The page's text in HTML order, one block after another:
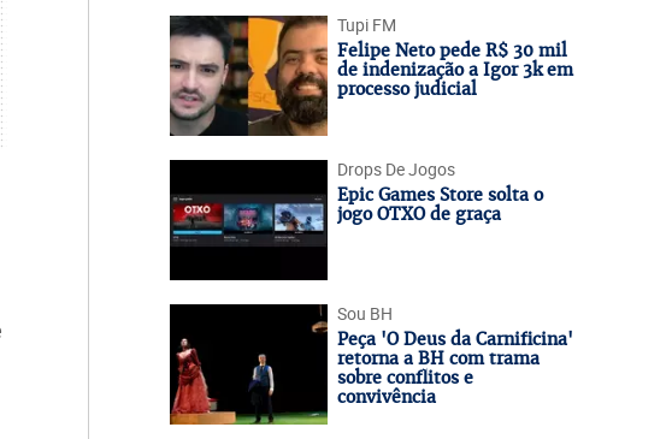
Tupi FM
Felipe Neto pede R$ 30 mil
de indenização a Igor 3k em
processo judicial
Drops De Jogos
Epic Games Store solta o
jogo OTXO de graça
Sou BH
Peça 'O Deus da Carnificina'
retorna a BH com trama
sobre conflitos e
convivência